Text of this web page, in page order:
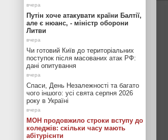
Путін хоче атакувати країни Балтії,
але є нюанс, - міністр оборони
Литви
Чи готовий Київ до територіальних
поступок після масованих атак РФ:
дані опитування
Спаси, День Незалежності та багато
чого іншого: усі свята серпня 2026
року в Україні
МОН продовжило строки вступу до
коледжів: скільки часу мають
абітурієнти